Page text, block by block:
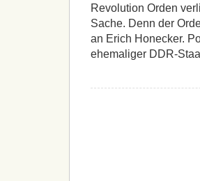
Revolution Orden
Sache. Denn der
an Erich Honecker.
ehemaliger DDR-